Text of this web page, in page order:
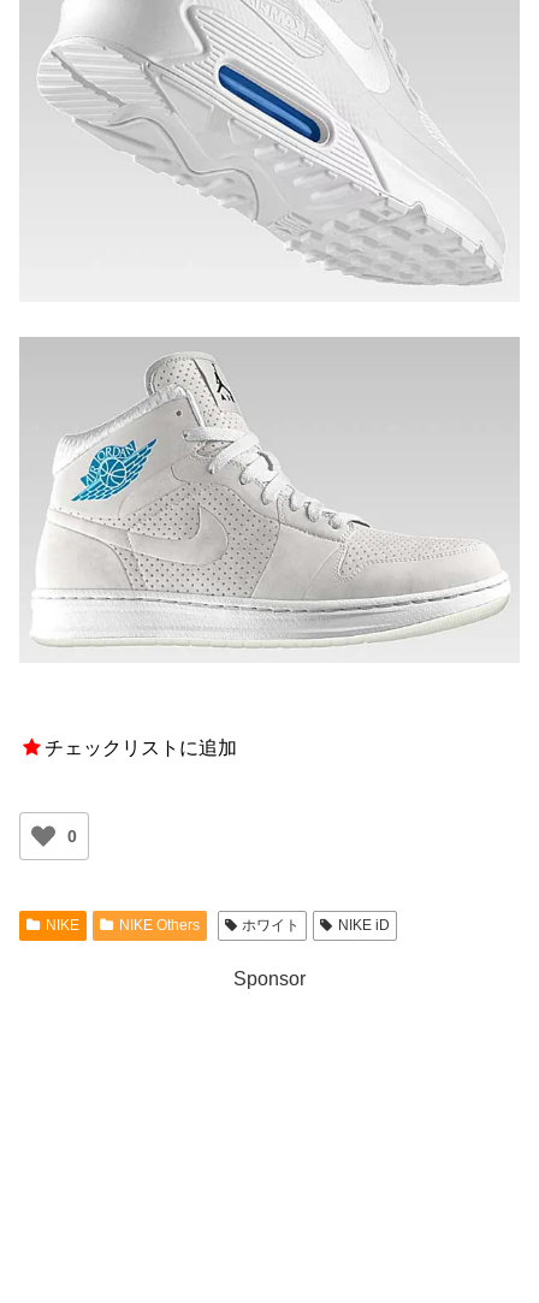
チェックリストに追加
0
NIKE NIKE Others ホワイト NIKE iD
Sponsor